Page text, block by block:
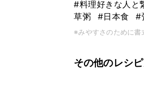
#料理好きな人と
草粥
#日本食 #
※みやすさのために書
その他のレシ